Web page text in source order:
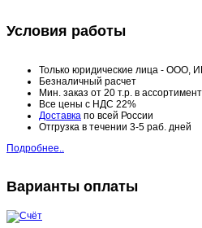
Условия работы
Только юридические лица - ООО,
Безналичный расчет
Мин. заказ от 20 т.р. в
Все цены с НДС 22%
Доставка по всей России
Отгрузка в течении 3-5 раб. дней
Подробнее..
Варианты оплаты